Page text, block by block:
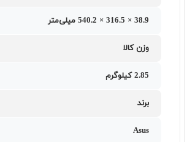
38.9 × 316.5 × 540.2 میلی‌متر
وزن کالا
2.85 کیلوگرم
برند
Asus